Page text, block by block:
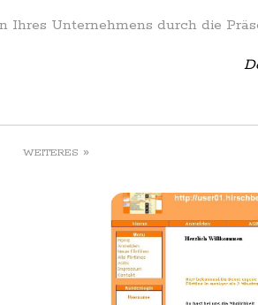
Ihres Unternehmens durch die
WEITERES »